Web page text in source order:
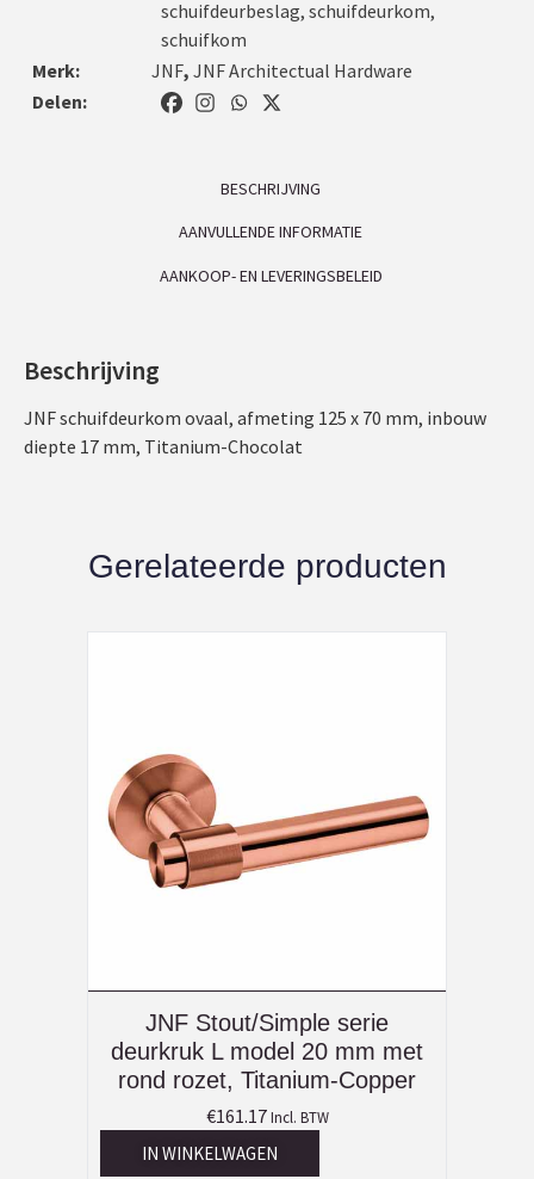
schuifdeurbeslag, schuifdeurkom,
schuifkom
Merk:
JNF, JNF Architectual Hardware
Delen:
BESCHRIJVING
AANVULLENDE INFORMATIE
AANKOOP- EN LEVERINGSBELEID
Beschrijving
JNF schuifdeurkom ovaal, afmeting 125 x 70 mm, inbouw
diepte 17 mm, Titanium-Chocolat
Gerelateerde producten
JNF Stout/Simple serie
deurkruk L model 20 mm met
rond rozet, Titanium-Copper
€161.17 Incl. BTW
IN WINKELWAGEN